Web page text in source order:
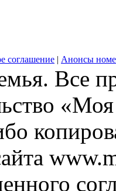
соглашение | Анонсы
Все